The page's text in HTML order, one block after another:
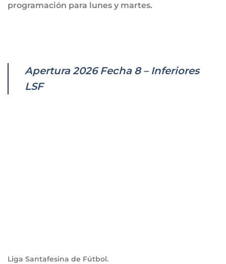
programación para lunes y martes.
Apertura 2026 Fecha 8 – Inferiores
LSF
Liga Santafesina de Fútbol.